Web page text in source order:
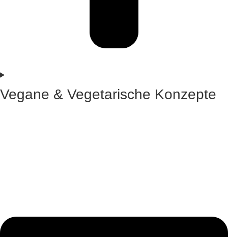
Vegane & Vegetarische Konzepte